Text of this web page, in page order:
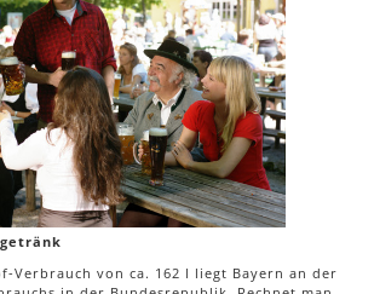
Verbrauch von ca. 162 l liegt Bayern an der